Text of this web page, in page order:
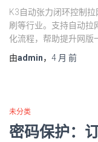
K3自动张力闭环控制
刷等行业。支持自动拉
化流程，帮助提升网版
由admin， 4 月 前
未分类
密码保护：